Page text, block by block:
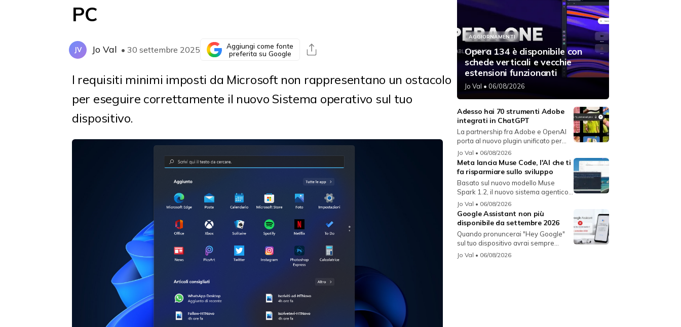
PC
JV Jo Val • 30 settembre 2025
Aggiungi come fonte
preferita su Google
I requisiti minimi imposti da Microsoft non rappresentano un ostacolo
per eseguire correttamente il nuovo Sistema operativo sul tuo
dispositivo.
AGGIORNAMENTI
Opera 134 è disponibile con
schede verticali e vecchie
estensioni funzionanti
Jo Val • 06/08/2026
Adesso hai 70 strumenti Adobe
integrati in ChatGPT
La partnership fra Adobe e OpenAI
porta al nuovo plugin unificato per...
Jo Val • 06/08/2026
Meta lancia Muse Code, l'AI che ti
fa risparmiare sullo sviluppo
Basato sul nuovo modello Muse
Spark 1.2, il nuovo sistema agentico
fun...
Jo Val • 06/08/2026
Google Assistant non più
disponibile da settembre 2026
Quando pronuncerai "Hey Google"
sul tuo dispositivo avrai sempre
Gemin...
Jo Val • 06/08/2026